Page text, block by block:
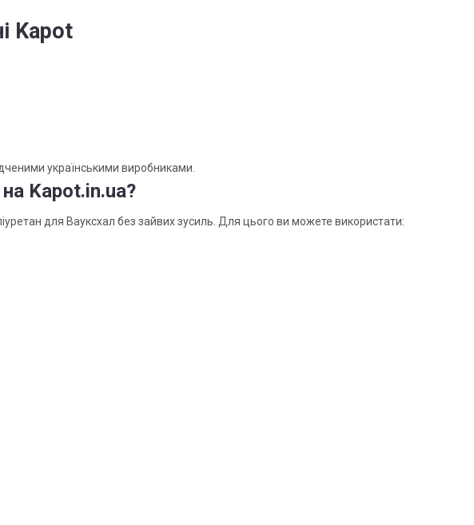
Kapot
українськими виробниками.
Kapot.in.ua?
для Вауксхал без зайвих зусиль. Для цього ви можете використати: